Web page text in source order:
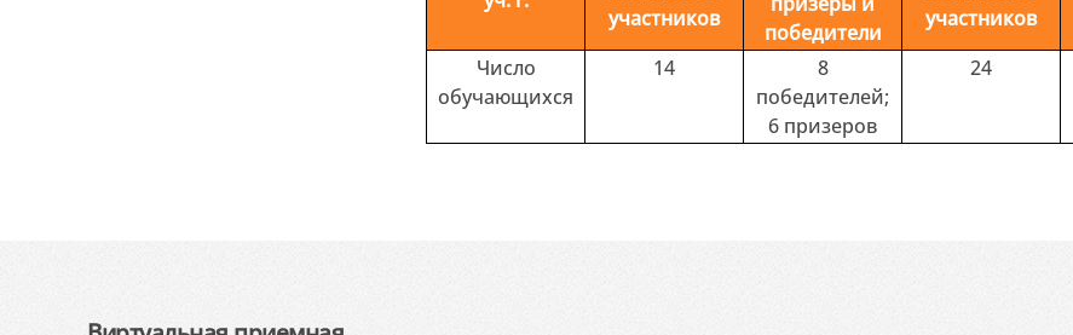
участников
победители
участников
Число
обучающихся
14
8
победителей;
6 призеров
24